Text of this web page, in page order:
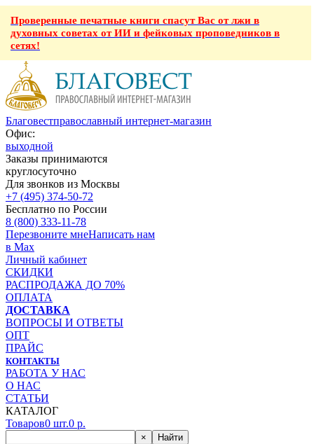
Проверенные печатные книги спасут Вас от лжи в
духовных советах от ИИ и фейковых проповедников в
сетях!
Благовестправославный интернет-магазин
Офис:
выходной
Заказы принимаются
круглосуточно
Для звонков из Москвы
+7 (495) 374-50-72
Бесплатно по России
8 (800) 333-11-78
Перезвоните мнеНаписать нам
в Max
Личный кабинет
СКИДКИ
РАСПРОДАЖА ДО 70%
ОПЛАТА
ДОСТАВКА
ВОПРОСЫ И ОТВЕТЫ
ОПТ
ПРАЙС
КОНТАКТЫ
РАБОТА У НАС
О НАС
СТАТЬИ
КАТАЛОГ
Товаров0 шт.0 р.
× Найти